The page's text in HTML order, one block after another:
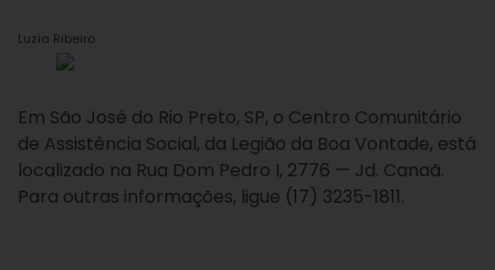
Luzia Ribeiro
Em São José do Rio Preto, SP, o Centro Comunitário
de Assistência Social, da Legião da Boa Vontade, está
localizado na Rua Dom Pedro I, 2776 — Jd. Canaã.
Para outras informações, ligue (17) 3235-1811.